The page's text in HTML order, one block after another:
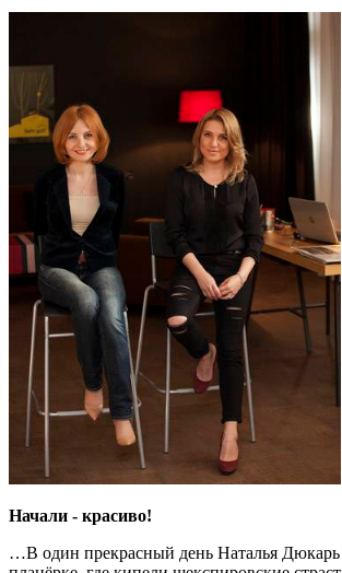
Начали - красиво!
…В один прекрасный день Наталья Дюкарь